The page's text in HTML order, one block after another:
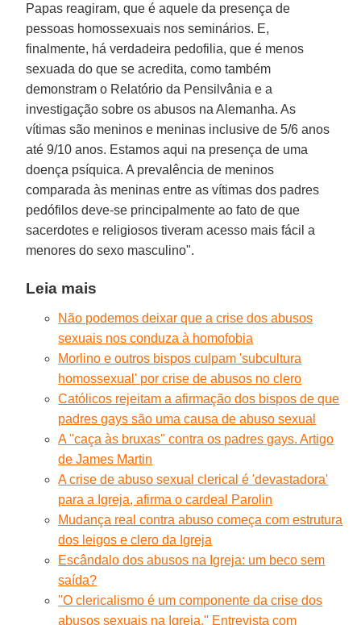
Papas reagiram, que é aquele da presença de
pessoas homossexuais nos seminários. E,
finalmente, há verdadeira pedofilia, que é menos
sexuada do que se acredita, como também
demonstram o Relatório da Pensilvânia e a
investigação sobre os abusos na Alemanha. As
vítimas são meninos e meninas inclusive de 5/6 anos
até 9/10 anos. Estamos aqui na presença de uma
doença psíquica. A prevalência de meninos
comparada às meninas entre as vítimas dos padres
pedófilos deve-se principalmente ao fato de que
sacerdotes e religiosos tiveram acesso mais fácil a
menores do sexo masculino".
Leia mais
Não podemos deixar que a crise dos abusos
sexuais nos conduza à homofobia
Morlino e outros bispos culpam 'subcultura
homossexual' por crise de abusos no clero
Católicos rejeitam a afirmação dos bispos de que
padres gays são uma causa de abuso sexual
A ''caça às bruxas'' contra os padres gays. Artigo
de James Martin
A crise de abuso sexual clerical é 'devastadora'
para a Igreja, afirma o cardeal Parolin
Mudança real contra abuso começa com estrutura
dos leigos e clero da Igreja
Escândalo dos abusos na Igreja: um beco sem
saída?
''O clericalismo é um componente da crise dos
abusos sexuais na Igreja.'' Entrevista com